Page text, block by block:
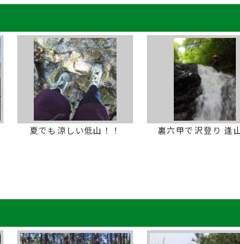
夏でも涼しい低山！！ 裏六甲で沢登り 逢